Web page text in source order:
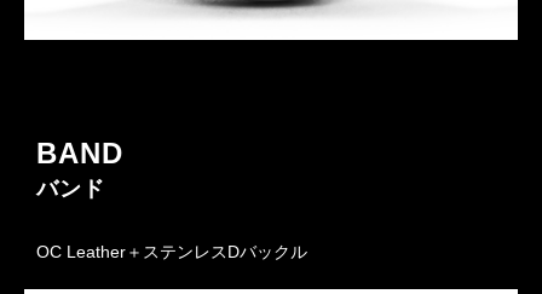
BAND
バンド
OC Leather＋ステンレスDバックル